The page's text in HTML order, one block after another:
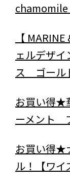
【
ェルデザ
ス ゴール
お買い得★
ーメント
お買い得★
ル！【ワ